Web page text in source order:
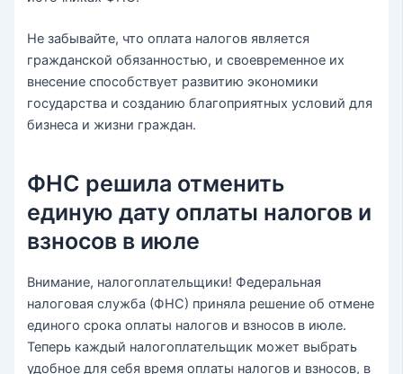
Не забывайте, что оплата налогов является
гражданской обязанностью, и своевременное их
внесение способствует развитию экономики
государства и созданию благоприятных условий для
бизнеса и жизни граждан.
ФНС решила отменить
единую дату оплаты налогов и
взносов в июле
Внимание, налогоплательщики! Федеральная
налоговая служба (ФНС) приняла решение об отмене
единого срока оплаты налогов и взносов в июле.
Теперь каждый налогоплательщик может выбрать
удобное для себя время оплаты налогов и взносов, в